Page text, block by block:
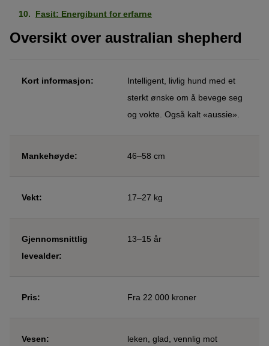
Fasit: Energibunt for erfarne
Oversikt over australian shepherd
Kort informasjon:
Intelligent, livlig hund med et
sterkt ønske om å bevege seg
og vokte. Også kalt «aussie».
Mankehøyde: 46–58 cm
Vekt: 17–27 kg
Gjennomsnittlig
levealder:
13–15 år
Pris: Fra 22 000 kroner
Vesen:
leken, glad, vennlig mot